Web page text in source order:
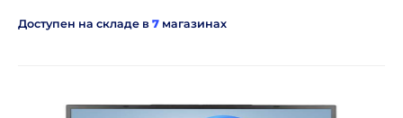
Доступен на складе в 7 магазинах